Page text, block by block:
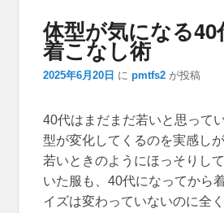
体型が気になる
着こなし術
2025年6月20日 に pmtfs2 が投稿
40代はまだまだ若いと思って
型が変化してくるのを実感し
若いときのようにほっそりし
いた服も、40代になってから
イズは変わっていないのに全